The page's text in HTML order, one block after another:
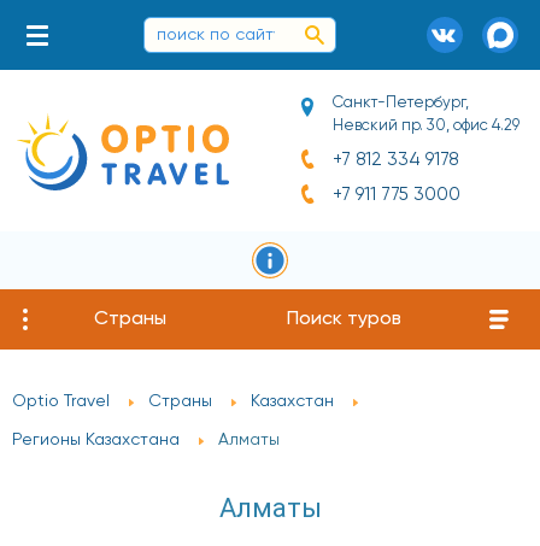
Санкт-Петербург,
Невский пр. 30, офис 4.29
+7 812 334 9178
+7 911 775 3000
Страны Поиск туров
Optio Travel Страны Казахстан
Регионы Казахстана Алматы
Алматы